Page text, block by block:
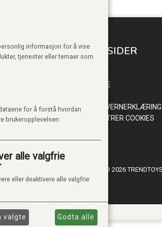
MINE SIDER
NY KUNDE
PERSONVERNERKLÆRING
ADMINISTRER COOKIES
© 2026
informasjon for å vise
tjenester eller temaer som
for å forstå hvordan
brukeropplevelsen.
alle valgfrie
eller deaktivere alle valgfrie
valgte Godta alle